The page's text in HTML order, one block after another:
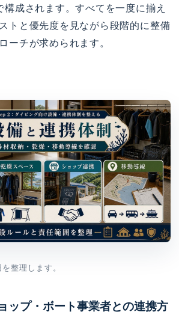
成されます。すべてを一度に揃え
トと優先度を見ながら段階的に整備
ーチが求められます。
整理します。
ップ・ボート事業者との連携方